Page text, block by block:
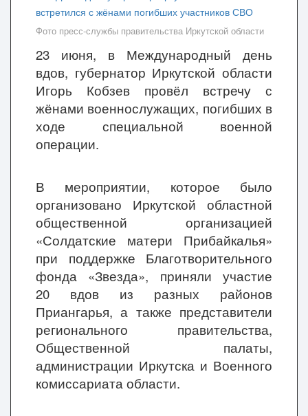
Фото пресс-службы правительства Иркутской области
23 июня, в Международный день
вдов, губернатор Иркутской области
Игорь Кобзев провёл встречу с
жёнами военнослужащих, погибших в
ходе специальной военной
операции.
В мероприятии, которое было
организовано Иркутской областной
общественной организацией
«Солдатские матери Прибайкалья»
при поддержке Благотворительного
фонда «Звезда», приняли участие
20 вдов из разных районов
Приангарья, а также представители
регионального правительства,
Общественной палаты,
администрации Иркутска и Военного
комиссариата области.